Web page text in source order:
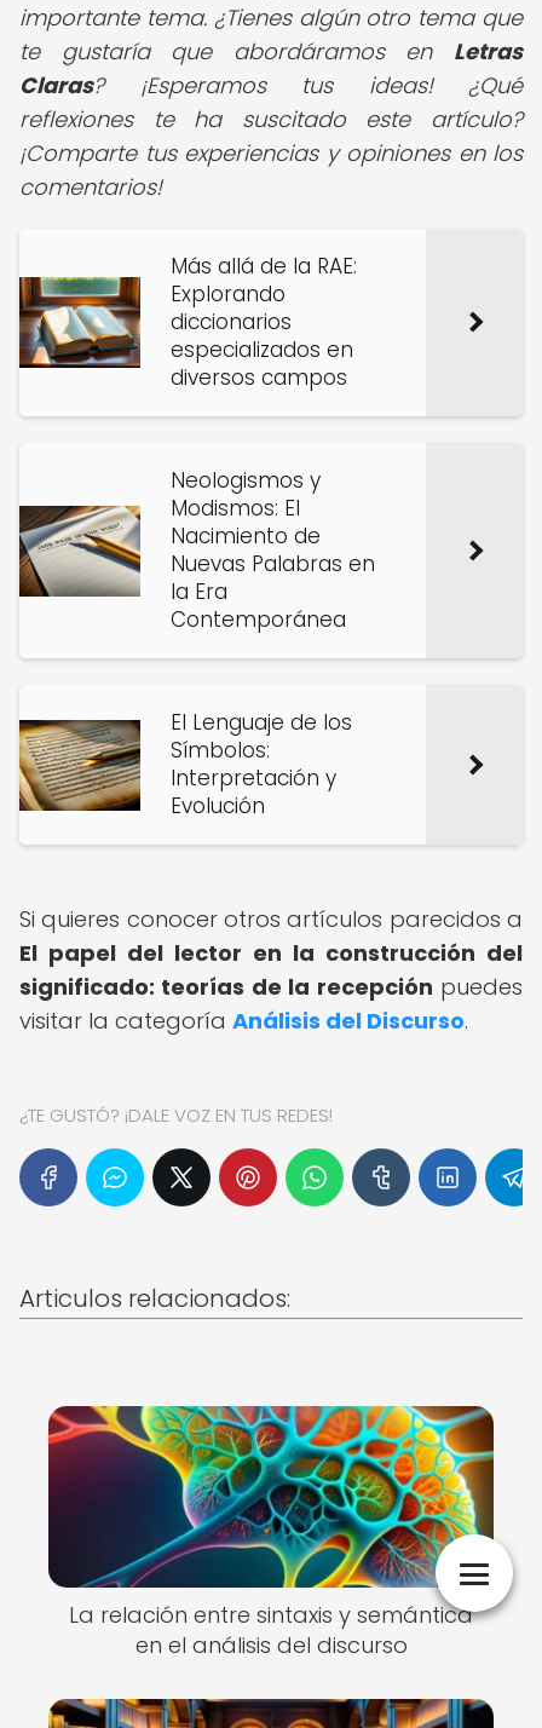
importante tema.¿Tienes algún otro tema que
te gustaría que abordáramos en Letras
Claras? ¡Esperamos tus ideas! ¿Qué
reflexiones te ha suscitado este artículo?
¡Comparte tus experiencias y opiniones en los
comentarios!
Más allá de la RAE:
Explorando
diccionarios
especializados en
diversos campos
Neologismos y
Modismos: El
Nacimiento de
Nuevas Palabras en
la Era
Contemporánea
El Lenguaje de los
Símbolos:
Interpretación y
Evolución
Si quieres conocer otros artículos parecidos a
El papel del lector en la construcción del
significado: teorías de la recepción puedes
visitar la categoría Análisis del Discurso.
¿TE GUSTÓ? ¡DALE VOZ EN TUS REDES!
Articulos relacionados:
La relación entre sintaxis y semántica
en el análisis del discurso